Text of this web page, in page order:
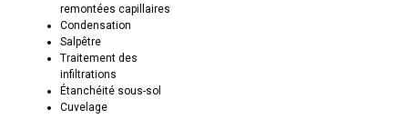
remontées capillaires
Condensation
Salpêtre
Traitement des
infiltrations
Étanchéité sous-sol
Cuvelage